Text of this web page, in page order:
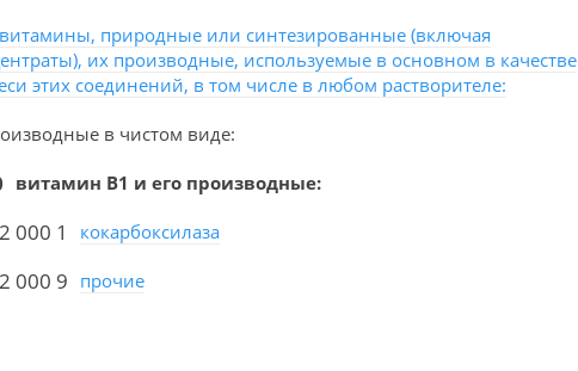
природные или синтезированные (включая
их производные, используемые в основном в качестве
этих соединений, в том числе в любом растворителе:
в чистом виде:
витамин B1 и его производные:
000 1 кокарбоксилаза
000 9 прочие